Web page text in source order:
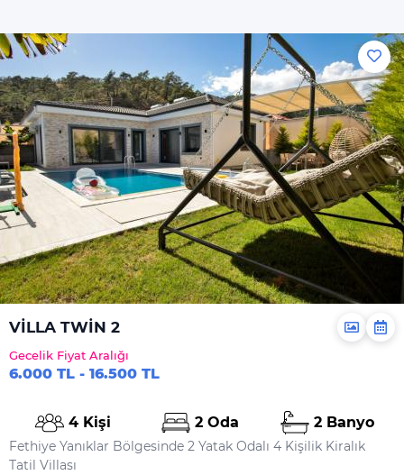
VİLLA TWİN 2
Gecelik Fiyat Aralığı
6.000 TL - 16.500 TL
4 Kişi 2 Oda 2 Banyo
Fethiye Yanıklar Bölgesinde 2 Yatak Odalı 4 Kişilik Kiralık
Tatil Villası